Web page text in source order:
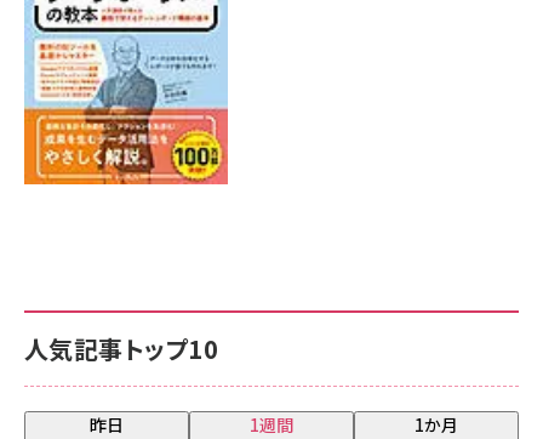
人気記事トップ10
昨日 1週間 1か月